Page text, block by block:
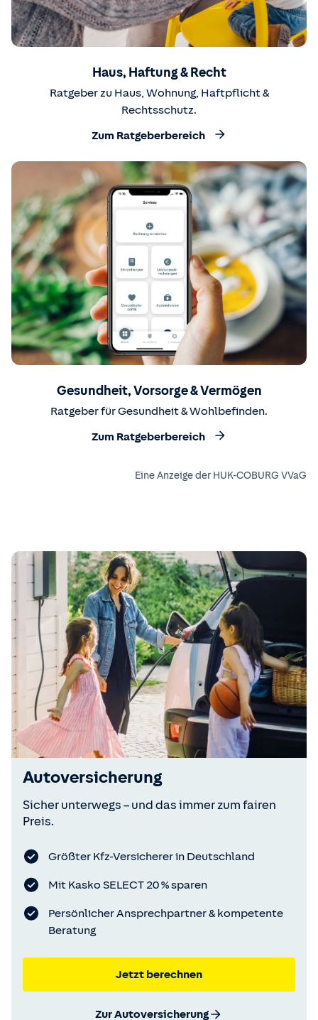
Haus, Haftung & Recht
Ratgeber zu Haus, Wohnung, Haftpflicht &
Rechtsschutz.
Zum Ratgeberbereich
Gesundheit, Vorsorge & Vermögen
Ratgeber für Gesundheit & Wohlbefinden.
Zum Ratgeberbereich
Eine Anzeige der HUK-COBURG VVaG
Autoversicherung
Sicher unterwegs – und das immer zum fairen
Preis.
Größter Kfz-Versicherer in Deutschland
Mit Kasko SELECT 20 % sparen
Persönlicher Ansprechpartner & kompetente
Beratung
Jetzt berechnen
Zur Autoversicherung